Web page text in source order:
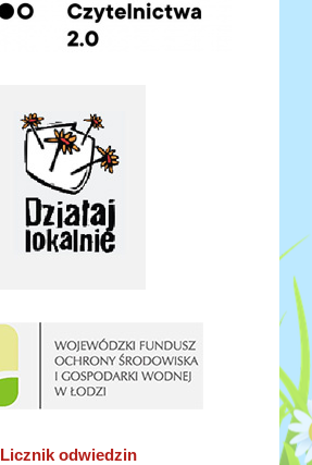
Licznik odwiedzin